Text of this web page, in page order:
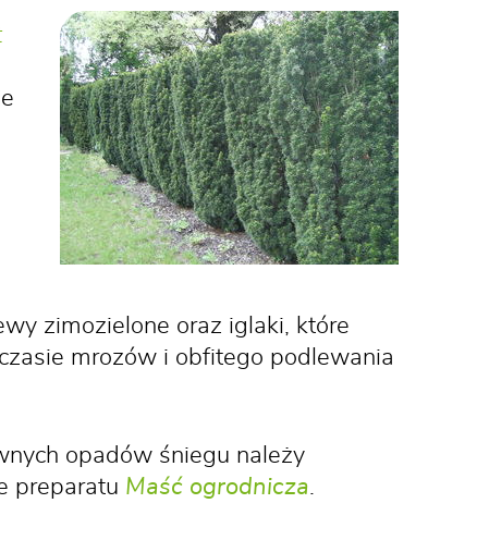
zimozielone oraz iglaki, które
mrozów i obfitego podlewania
opadów śniegu należy
preparatu Maść ogrodnicza